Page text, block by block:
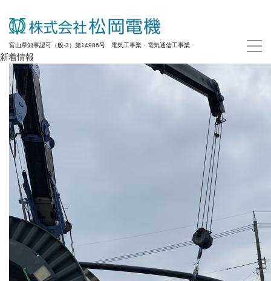
富山県知事認可（般-3）第14986号 電気工事業・電気通信工事業
新着情報